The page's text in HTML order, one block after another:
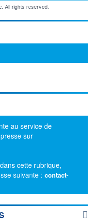
All rights reserved.
au service de
sur
cette rubrique,
suivante : contact-